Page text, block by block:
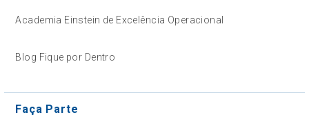
Academia Einstein de Excelência Operacional
Blog Fique por Dentro
Faça Parte